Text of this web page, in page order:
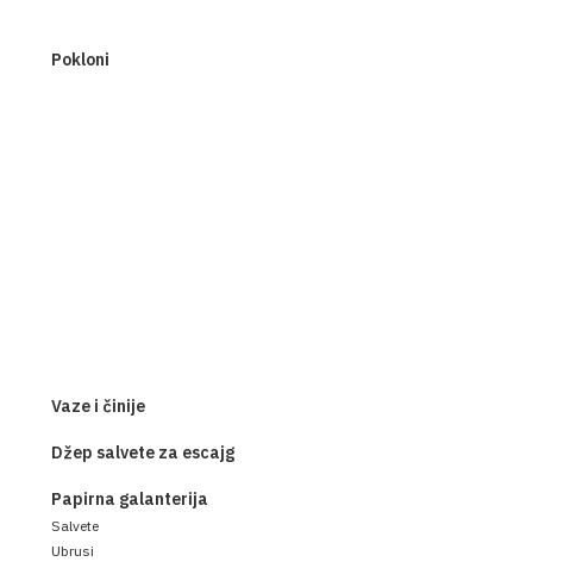
Pokloni
Vaze i činije
Džep salvete za escajg
Papirna galanterija
Salvete
Ubrusi